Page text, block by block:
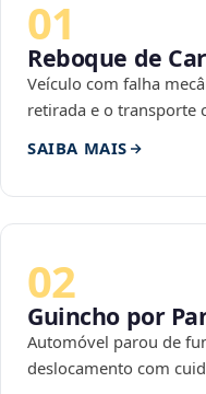
01
Reboque de
Veículo com falha
retirada e o transporte
SAIBA MAIS
02
Guincho por
Automóvel parou de
deslocamento com